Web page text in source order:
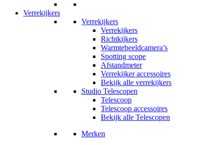
Verrekijkers
Verrekijkers
Verrekijkers
Richtkijkers
Warmtebeeldcamera’s
Spotting scope
Afstandmeter
Verrekijker accessoires
Bekijk alle verrekijkers
Studio Telescopen
Telescoop
Telescoop accessoires
Bekijk alle Telescopen
Merken